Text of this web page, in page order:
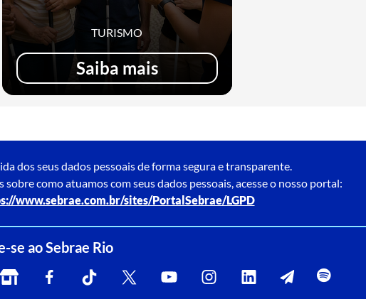
TURISMO
Saiba mais
dos seus dados pessoais de forma segura e transparente.
sobre como atuamos com seus dados pessoais, acesse o nosso portal:
www.sebrae.com.br/sites/PortalSebrae/LGPD
se ao Sebrae Rio